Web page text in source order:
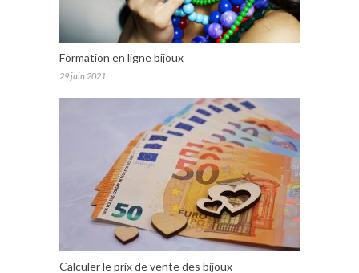
Formation en ligne bijoux
29 juin 2021
Calculer le prix de vente des bijoux